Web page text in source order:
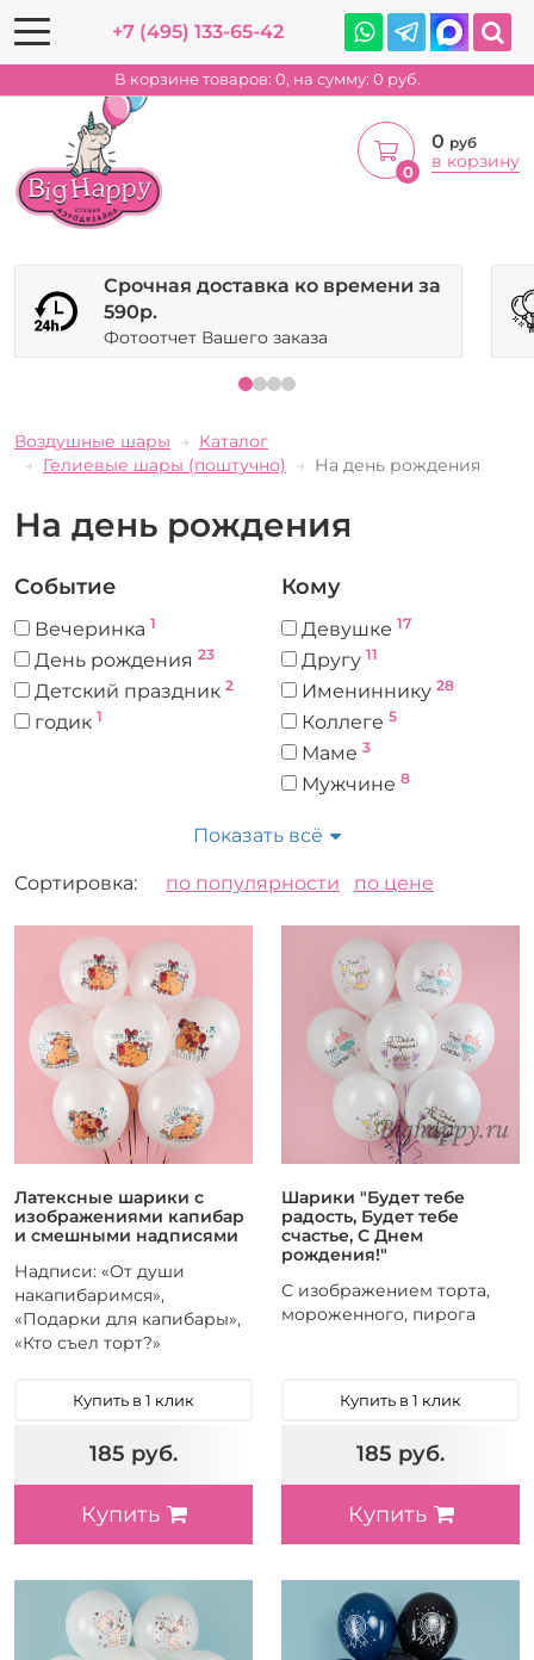
+7 (495) 133-65-42
В корзине товаров: 0, на сумму: 0 руб.
0
0 руб
в корзину
Срочная доставка ко времени за
590р.
Фотоотчет Вашего заказа
Воздушные шары
Каталог
Гелиевые шары (поштучно)
На день рождения
На день рождения
Событие
Вечеринка 1
День рождения 23
Детский праздник 2
годик 1
Кому
Девушке 17
Другу 11
Имениннику 28
Коллеге 5
Маме 3
Мужчине 8
Подруге
Ребенку
Форма
Круглый 46
Показать всё
Сортировка: по популярности по цене
Латексные шарики с
изображениями капибар
и смешными надписями
Надписи: «От души
накапибаримся»,
«Подарки для капибары»,
«Кто съел торт?»
Купить в 1 клик
185 руб.
Купить
Шарики "Будет тебе
радость, Будет тебе
счастье, С Днем
рождения!"
С изображением торта,
мороженного, пирога
Купить в 1 клик
185 руб.
Купить